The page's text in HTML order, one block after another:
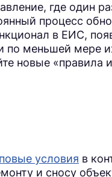
где один
процесс
в ЕИС,
по меньшей мере
новые
условия в
и сносу